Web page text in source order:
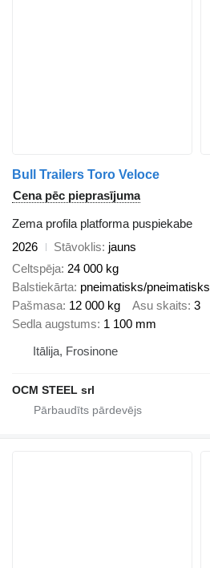
Bull Trailers Toro Veloce
Cena pēc pieprasījuma
Zema profila platforma puspiekabe
2026
Stāvoklis jauns
Celtspēja 24 000 kg
Balstiekārta pneimatisks/pneimatisks
Pašmasa 12 000 kg Asu skaits 3
Sedla augstums 1 100 mm
Itālija, Frosinone
OCM STEEL srl